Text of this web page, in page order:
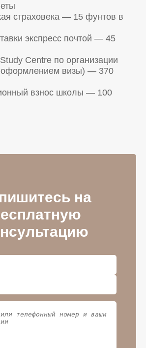
страховека — 15 фунтов в
экспресс почтой — 45
Centre по организации
оформлением визы) — 370
взнос школы — 100
на